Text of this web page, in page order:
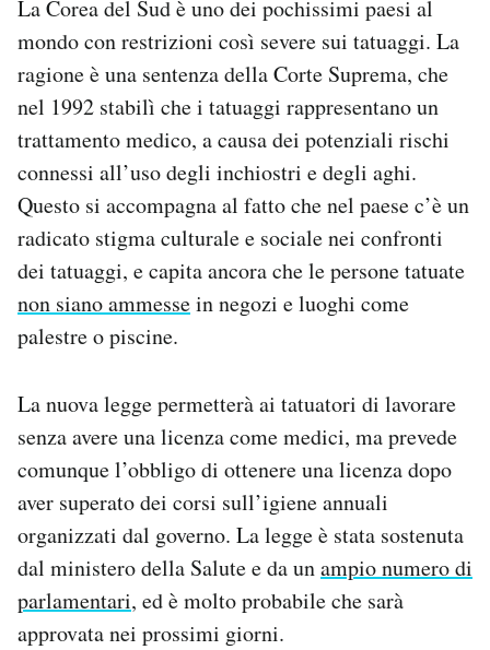
La Corea del Sud è uno dei pochissimi paesi al
mondo con restrizioni così severe sui tatuaggi. La
ragione è una sentenza della Corte Suprema, che
nel 1992 stabilì che i tatuaggi rappresentano un
trattamento medico, a causa dei potenziali rischi
connessi all’uso degli inchiostri e degli aghi.
Questo si accompagna al fatto che nel paese c’è un
radicato stigma culturale e sociale nei confronti
dei tatuaggi, e capita ancora che le persone tatuate
non siano ammessein negozi e luoghi come
palestre o piscine.
La nuova legge permetterà ai tatuatori di lavorare
senza avere una licenza come medici, ma prevede
comunque l’obbligo di ottenere una licenza dopo
aver superato dei corsi sull’igiene annuali
organizzati dal governo. La legge è stata sostenuta
dal ministero della Salute e da unampio numero di
parlamentari, ed è molto probabile che sarà
approvata nei prossimi giorni.